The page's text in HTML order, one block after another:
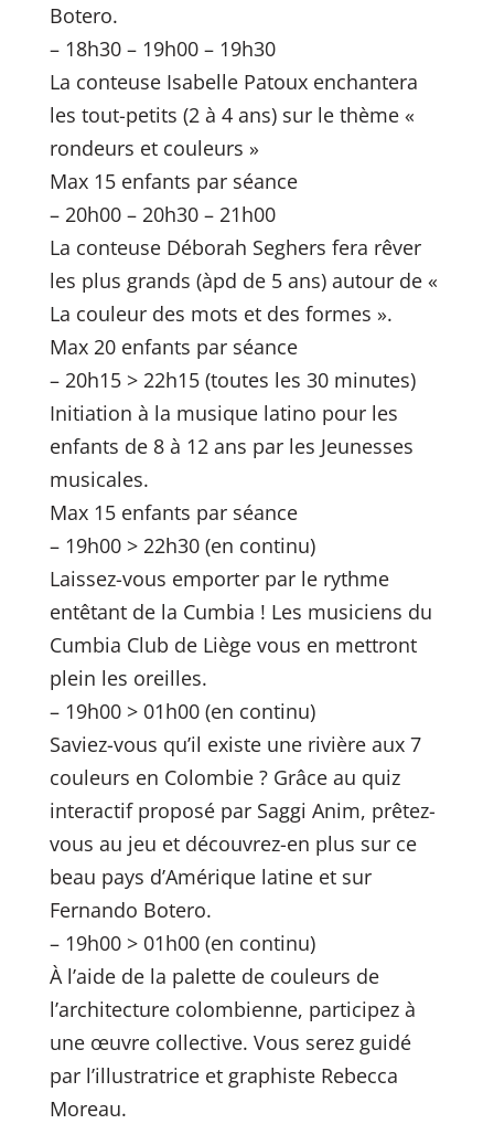
Botero.
– 18h30 – 19h00 – 19h30
La conteuse Isabelle Patoux enchantera
les tout-petits (2 à 4 ans) sur le thème «
rondeurs et couleurs »
Max 15 enfants par séance
– 20h00 – 20h30 – 21h00
La conteuse Déborah Seghers fera rêver
les plus grands (àpd de 5 ans) autour de «
La couleur des mots et des formes ».
Max 20 enfants par séance
– 20h15 > 22h15 (toutes les 30 minutes)
Initiation à la musique latino pour les
enfants de 8 à 12 ans par les Jeunesses
musicales.
Max 15 enfants par séance
– 19h00 > 22h30 (en continu)
Laissez-vous emporter par le rythme
entêtant de la Cumbia ! Les musiciens du
Cumbia Club de Liège vous en mettront
plein les oreilles.
– 19h00 > 01h00 (en continu)
Saviez-vous qu’il existe une rivière aux 7
couleurs en Colombie ? Grâce au quiz
interactif proposé par Saggi Anim, prêtez-
vous au jeu et découvrez-en plus sur ce
beau pays d’Amérique latine et sur
Fernando Botero.
– 19h00 > 01h00 (en continu)
À l’aide de la palette de couleurs de
l’architecture colombienne, participez à
une œuvre collective. Vous serez guidé
par l’illustratrice et graphiste Rebecca
Moreau.